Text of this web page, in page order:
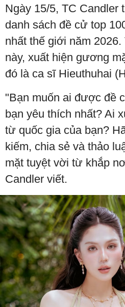
Ngày 15/5, TC Candler
danh sách đề cử top
nhất thế giới năm 2026.
này, xuất hiện gương
đó là ca sĩ Hieuthuhai
"Bạn muốn ai được đề
bạn yêu thích nhất? Ai
từ quốc gia của bạn?
kiếm, chia sẻ và thảo
mặt tuyệt vời từ khắp
Candler viết.